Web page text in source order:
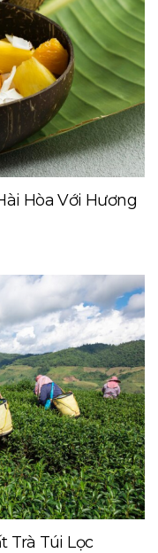
Hòa Với Hương
Trà Túi Lọc